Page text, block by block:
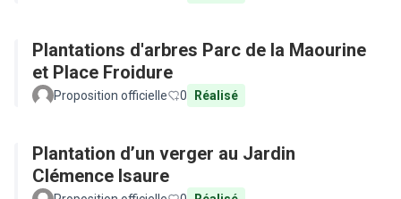
Plantations d'arbres Parc de la Maourine
et Place Froidure
Proposition officielle 0 Réalisé
Plantation d’un verger au Jardin
Clémence Isaure